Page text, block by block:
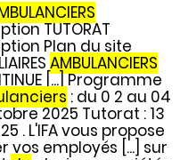
TUTORAT
Plan du site
AMBULANCIERS
[...] Programme
: du 0 2 au 04
2025 Tutorat : 13
. L'IFA vous propose
vos employés [...] sur